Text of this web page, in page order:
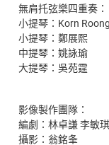
無肩托弦樂四重奏：
小提琴：Korn
小提琴：鄭展熙
中提琴：姚詠瑜
大提琴：吳苑霆
影像製作團隊：
編劇：林卓謙 李敏琪
攝影：翁銘夆